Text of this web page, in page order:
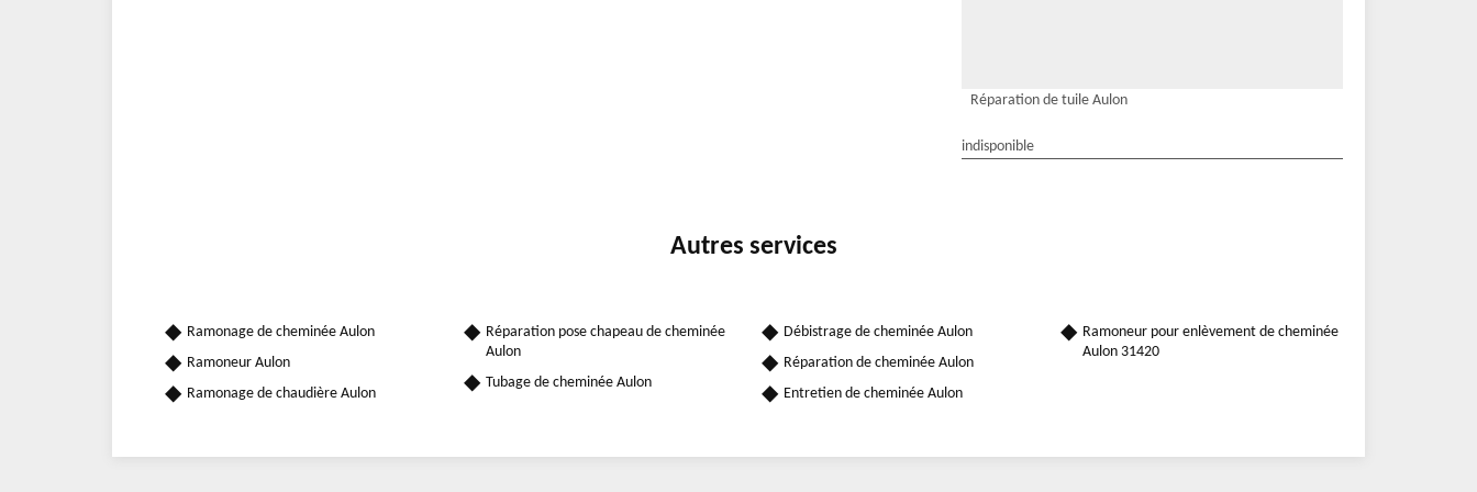
Réparation de tuile Aulon
indisponible
Autres services
Ramonage de cheminée Aulon
Ramoneur Aulon
Ramonage de chaudière Aulon
Réparation pose chapeau de cheminée
Aulon
Tubage de cheminée Aulon
Débistrage de cheminée Aulon
Réparation de cheminée Aulon
Entretien de cheminée Aulon
Ramoneur pour enlèvement de cheminée
Aulon 31420